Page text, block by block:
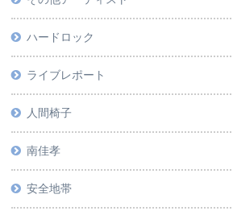
ハードロック
ライブレポート
人間椅子
南佳孝
安全地帯